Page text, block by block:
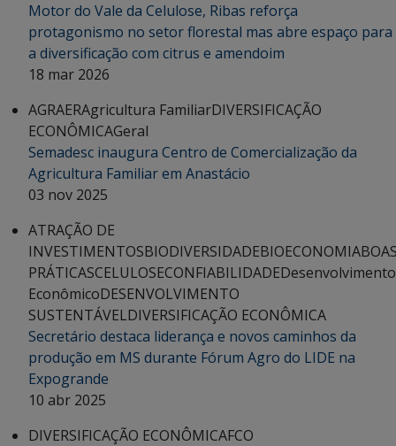
Motor do Vale da Celulose, Ribas reforça
protagonismo no setor florestal mas abre espaço para
a diversificação com citrus e amendoim
18 mar 2026
AGRAERAgricultura FamiliarDIVERSIFICAÇÃO
ECONÔMICAGeral
Semadesc inaugura Centro de Comercialização da
Agricultura Familiar em Anastácio
03 nov 2025
ATRAÇÃO DE
INVESTIMENTOSBIODIVERSIDADEBIOECONOMIA
PRÁTICASCELULOSECONFIABILIDADEDesenvolvimento
EconômicoDESENVOLVIMENTO
SUSTENTÁVELDIVERSIFICAÇÃO ECONÔMICA
Secretário destaca liderança e novos caminhos da
produção em MS durante Fórum Agro do LIDE na
Expogrande
10 abr 2025
DIVERSIFICAÇÃO ECONÔMICAFCO